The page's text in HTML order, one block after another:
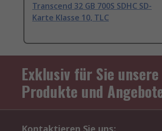
Transcend 32 GB 700S SDHC SD-
Karte Klasse 10, TLC
Exklusiv für Sie
Produkte und